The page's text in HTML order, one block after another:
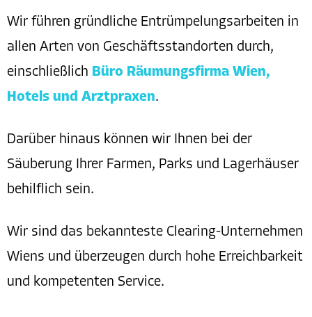
Wir führen gründliche Entrümpelungsarbeiten in
allen Arten von Geschäftsstandorten durch,
einschließlich Büro Räumungsfirma Wien,
Hotels und Arztpraxen.
Darüber hinaus können wir Ihnen bei der
Säuberung Ihrer Farmen, Parks und Lagerhäuser
behilflich sein.
Wir sind das bekannteste Clearing-Unternehmen
Wiens und überzeugen durch hohe Erreichbarkeit
und kompetenten Service.